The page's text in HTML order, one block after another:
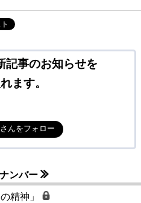
記事のお知らせを
ます。
んをフォロー
ンバー
精神」